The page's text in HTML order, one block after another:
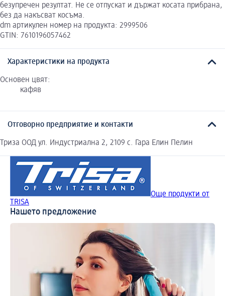
безупречен резултат. Не се отпускат и държат косата прибрана,
без да накъсват косъма.
dm артикулен номер на продукта: 2999506
GTIN: 7610196057462
Характеристики на продукта
Основен цвят:
кафяв
Отговорно предприятие и контакти
Триза ООД ул. Индустриална 2, 2109 с. Гара Елин Пелин
Още продукти от
TRISA
Нашето предложение